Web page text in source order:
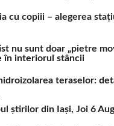
cu copiii – alegerea
nu sunt doar „pietre
în interiorul stâncii
teraselor:
știrilor din Iași, Joi 6